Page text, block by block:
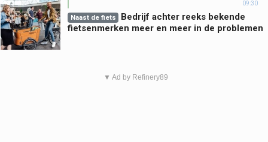
09:30
Naast de fiets
Bedrijf achter reeks bekende
fietsenmerken meer en meer in de problemen
▼ Ad by Refinery89